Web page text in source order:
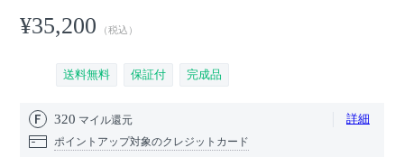
¥35,200 （税込）
送料無料 保証付 完成品
320 マイル還元 詳細
ポイントアップ対象のクレジットカード